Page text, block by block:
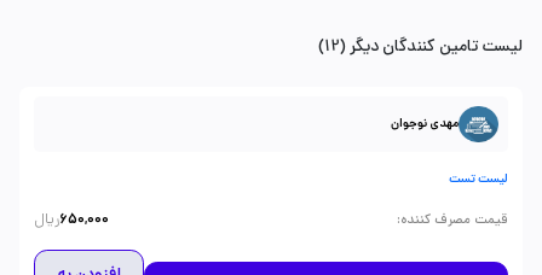
لیست تامین کنندگان دیگر (12)
مهدی نوجوان
لیست تست
قیمت مصرف کننده:
650,000ریال